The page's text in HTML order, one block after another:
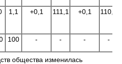
1,1 +0,1 111,1 +0,1 110,0
100 - - - -
общества изменилась